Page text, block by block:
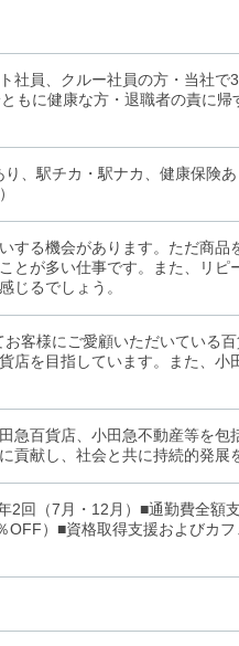
社員、クルー社員の方・当社
もに健康な方・退職者の責に
、駅チカ・駅ナカ、健康保険
する機会があります。ただ商品
とが多い仕事です。また、リ
じるでしょう。
客様にご愛顧いただいている
店を目指しています。また、
急百貨店、小田急不動産等を
献し、社会と共に持続的発展
2回（7月・12月）■通勤費全額
）■資格取得支援およびカ